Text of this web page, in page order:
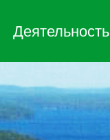
Деятельность